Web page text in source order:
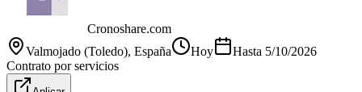
Cronoshare.com
Valmojado (Toledo), España Hoy Hasta 5/10/2026
Contrato por servicios